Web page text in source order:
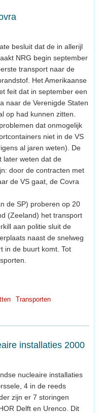
besluit dat de in allerijl
NRG begin september
transport naar de
Het Amerikaanse
feit dat in september een
naar de Verenigde Staten
op had kunnen zitten.
dat onmogelijk
niet in de VS
al jaren weten). De
later weten dat de
door de contracten met
de VS gaat, de Covra
de SP) proberen op 20
(Zeeland) het transport
aan politie sluit de
naast de snelweg
in de buurt komt. Tot
Transporten
installaties 2000
nucleaire installaties
4 in de reeds
zijn er 7 storingen
Delft en Urenco. Dit